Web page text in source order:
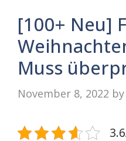
[100+ Neu]
Muss
November 8, 2022 by